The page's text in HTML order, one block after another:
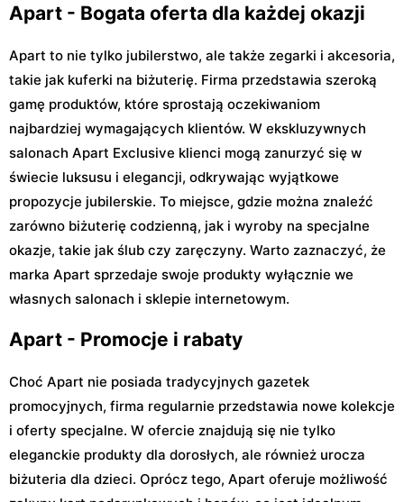
Apart - Bogata oferta dla każdej okazji
Apart to nie tylko jubilerstwo, ale także zegarki i akcesoria,
takie jak kuferki na biżuterię. Firma przedstawia szeroką
gamę produktów, które sprostają oczekiwaniom
najbardziej wymagających klientów. W ekskluzywnych
salonach Apart Exclusive klienci mogą zanurzyć się w
świecie luksusu i elegancji, odkrywając wyjątkowe
propozycje jubilerskie. To miejsce, gdzie można znaleźć
zarówno biżuterię codzienną, jak i wyroby na specjalne
okazje, takie jak ślub czy zaręczyny. Warto zaznaczyć, że
marka Apart sprzedaje swoje produkty wyłącznie we
własnych salonach i sklepie internetowym.
Apart - Promocje i rabaty
Choć Apart nie posiada tradycyjnych gazetek
promocyjnych, firma regularnie przedstawia nowe kolekcje
i oferty specjalne. W ofercie znajdują się nie tylko
eleganckie produkty dla dorosłych, ale również urocza
biżuteria dla dzieci. Oprócz tego, Apart oferuje możliwość